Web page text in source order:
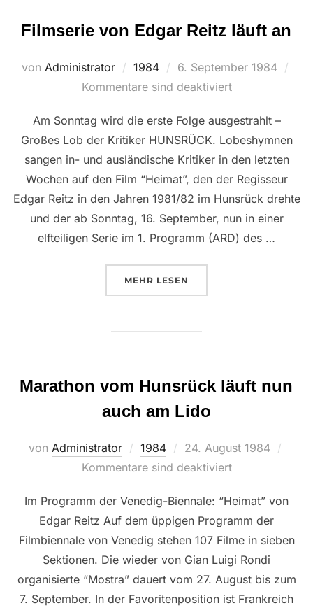
Filmserie von Edgar Reitz läuft an
von Administrator 1984
Veröffentlicht
am
6. September 1984
Kommentare sind deaktiviert
Am Sonntag wird die erste Folge ausgestrahlt –
Großes Lob der Kritiker HUNSRÜCK. Lobeshymnen
sangen in- und ausländische Kritiker in den letzten
Wochen auf den Film “Heimat”, den der Regisseur
Edgar Reitz in den Jahren 1981/82 im Hunsrück drehte
und der ab Sonntag, 16. September, nun in einer
elfteiligen Serie im 1. Programm (ARD) des …
MEHR ÜBER “FILMSERIE VON EDGAR
LESEN
Marathon vom Hunsrück läuft nun
auch am Lido
von Administrator 1984
Veröffentlicht
am
24. August 1984
Kommentare sind deaktiviert
Im Programm der Venedig-Biennale: “Heimat” von
Edgar Reitz Auf dem üppigen Programm der
Filmbiennale von Venedig stehen 107 Filme in sieben
Sektionen. Die wieder von Gian Luigi Rondi
organisierte “Mostra” dauert vom 27. August bis zum
7. September. In der Favoritenposition ist Frankreich